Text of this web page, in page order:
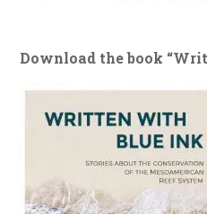
Download the book